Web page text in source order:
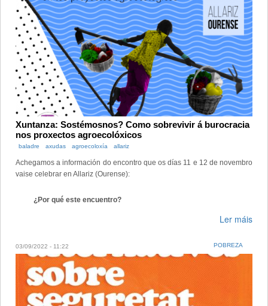
Xuntanza: Sostémosnos? Como sobrevivir á burocracia
nos proxectos agroecolóxicos
baladre axudas agroecoloxía allariz
Achegamos a información do encontro que os días 11 e 12 de novembro
vaise celebrar en Allariz (Ourense):
¿Por qué este encuentro?
Ler máis
03/09/2022 - 11:22 POBREZA